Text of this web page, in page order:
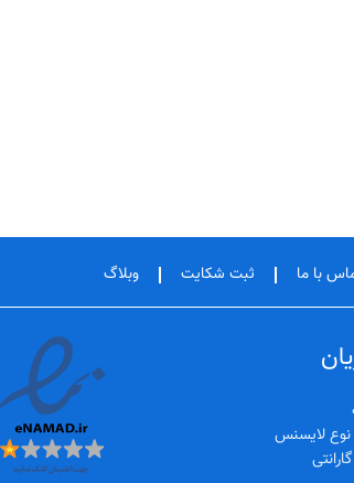
با ما ثبت شکایت وبلاگ
نوع لایسنس